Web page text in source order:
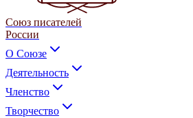
Союз писателей
России
О Союзе
Деятельность
Членство
Творчество